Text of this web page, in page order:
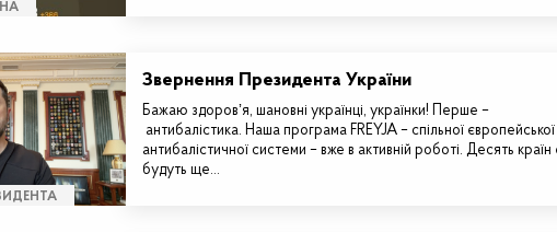
Звернення Президента України
Бажаю здоровʼя, шановні українці, українки! Перше –
антибалістика. Наша програма FREYJA – спільної європейської
антибалістичної системи – вже в активній роботі. Десять країн
будуть ще…